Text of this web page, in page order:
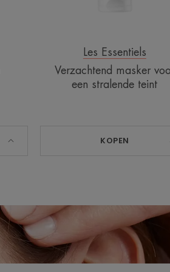
Les Essentiels
Verzachtend masker
een stralende teint
KOPEN